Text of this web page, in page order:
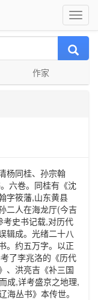
作家
杨同桂、孙宗翰
六卷。同桂有《沈
字筱藩,山东黄县
二人在海龙厅(今吉
考史书记载,对历代
辑成。光绪二十八
。约五万字。以正
了李兆洛的《历代
、洪亮吉《补三国
成,详考盛京之地理,
丛书》本传世。